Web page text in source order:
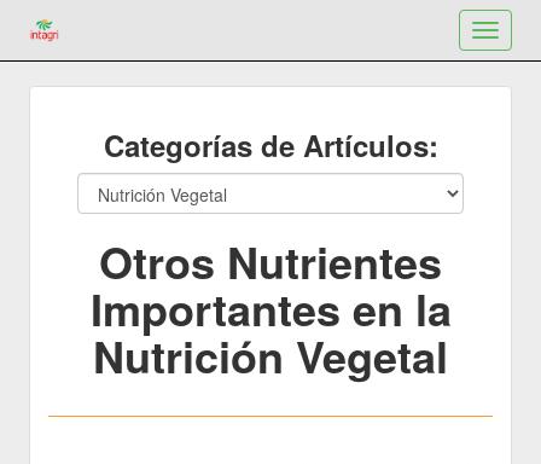
Toggle
Categorías de Artículos:
Otros Nutrientes
Importantes en la
Nutrición Vegetal